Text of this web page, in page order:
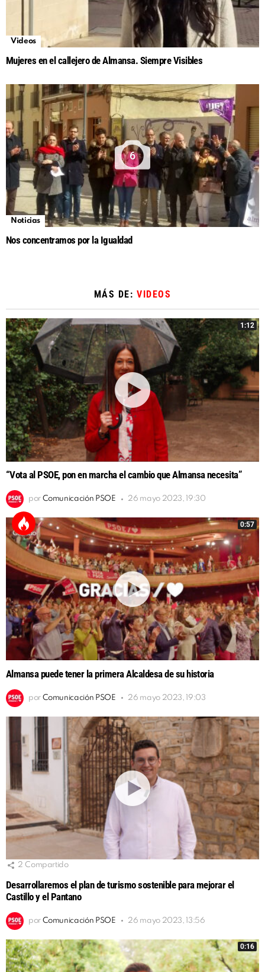
Videos
Mujeres en el callejero de Almansa. Siempre Visibles
6
Noticias
Nos concentramos por la Igualdad
MÁS DE:VIDEOS
1:12
“Vota al PSOE, pon en marcha el cambio que Almansa necesita”
por Comunicación PSOE 26 mayo 2023, 19:30
0:57
Almansa puede tener la primera Alcaldesa de su historia
por Comunicación PSOE 26 mayo 2023, 19:03
2 Compartido
Desarrollaremos el plan de turismo sostenible para mejorar el
Castillo y el Pantano
por Comunicación PSOE 26 mayo 2023, 13:56
0:16